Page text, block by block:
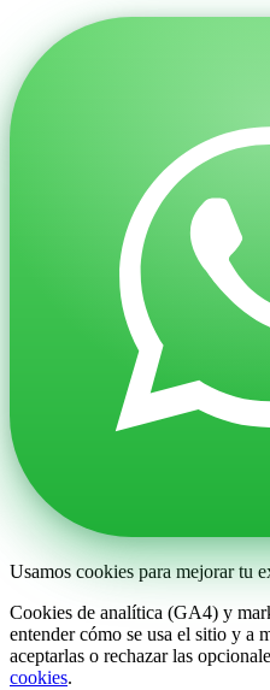
Usamos cookies para mejorar tu
Cookies de analítica (GA4) y
entender cómo se usa el sitio y a
aceptarlas o rechazar las
cookies.